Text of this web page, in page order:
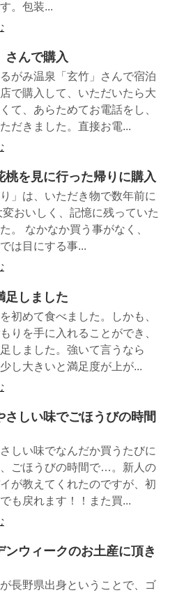
。包装...
さんで購入
がみ温泉「玄竹」さんで宿泊
で購入して、いただいたら大
て、あらためてお電話をし、
だきました。直接お電...
桃を見に行った帰りに購入
り」は、いただき物で数年前に
おいしく、記憶に残っていた
。 なかなか買う事がなく、
では目にする事...
足しました
初めて食べました。しかも、
りを手に入れることができ、
しました。強いて言うなら
し大きいと満足度が上が...
さしい味でごほうびの時間
しい味でなんだか買うたびに
ごほうびの時間で…。新人の
が教えてくれたのですが、初
も戻れます！！また買...
ンウィークのお土産に頂き
長野県出身ということで、ゴ